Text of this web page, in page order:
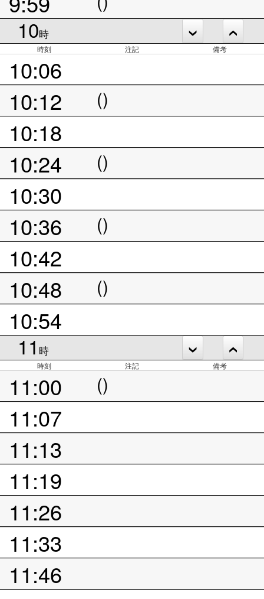
10時
時刻 注記 備考
10:06
10:12
()
10:18
10:24
()
10:30
10:36
()
10:42
10:48
()
10:54
11 時
時刻 注記 備考
11:00 ()
11:07
11:13
11:19
11:26
11:33
11:46